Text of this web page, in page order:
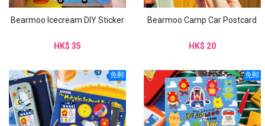
Bearmoo Icecream DIY Sticker
HK$ 35
Bearmoo Camp Car Postcard
HK$ 20
免郵 免郵